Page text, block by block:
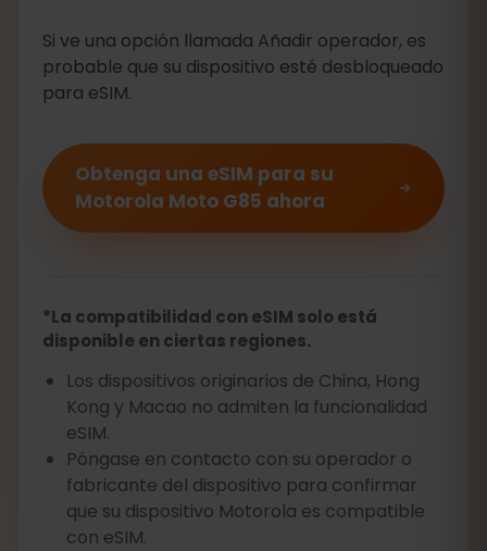
Si ve una opción llamada Añadir operador, es
probable que su dispositivo esté desbloqueado
para eSIM.
Obtenga una eSIM para su
Motorola Moto G85 ahora
*La compatibilidad con eSIM solo está
disponible en ciertas regiones.
Los dispositivos originarios de China, Hong
Kong y Macao no admiten la funcionalidad
eSIM.
Póngase en contacto con su operador o
fabricante del dispositivo para confirmar
que su dispositivo Motorola es compatible
con eSIM.